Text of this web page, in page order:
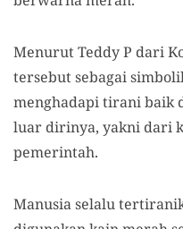
Menurut Teddy P dari
tersebut sebagai
menghadapi tirani baik
luar dirinya, yakni dari
pemerintah.
Manusia selalu